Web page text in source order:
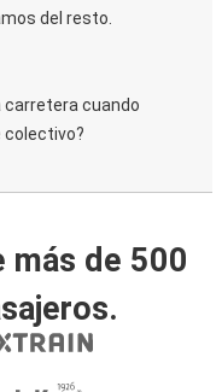
del resto.
carretera cuando
colectivo?
más de 500